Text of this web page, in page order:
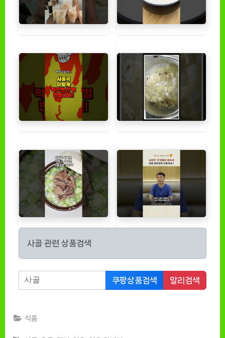
사골 관련 상품검색
쿠팡상품검색 알리검색
식품